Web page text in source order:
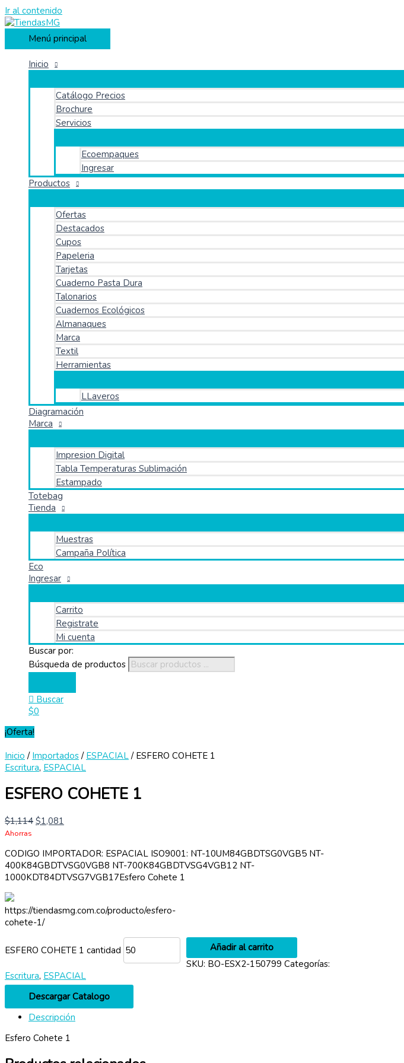
Ir al contenido
Menú principal
Inicio
Catálogo Precios
Brochure
Servicios
Ecoempaques
Ingresar
Productos
Ofertas
Destacados
Cupos
Papeleria
Tarjetas
Cuaderno Pasta Dura
Talonarios
Cuadernos Ecológicos
Almanaques
Marca
Textil
Herramientas
LLaveros
Diagramación
Marca
Impresion Digital
Tabla Temperaturas Sublimación
Estampado
Totebag
Tienda
Muestras
Campaña Política
Eco
Ingresar
Carrito
Registrate
Mi cuenta
Buscar por:
Búsqueda de productos
Buscar
$0
¡Oferta!
Inicio / Importados/ ESPACIAL/ ESFERO COHETE 1
Escritura, ESPACIAL
ESFERO COHETE 1
$1,114 $1,081
Ahorras
CODIGO IMPORTADOR: ESPACIAL ISO9001: NT-10UM84GBDTSG0VGB5 NT-
400K84GBDTVSG0VGB8 NT-700K84GBDTVSG4VGB12 NT-
1000KDT84DTVSG7VGB17Esfero Cohete 1
https://tiendasmg.com.co/producto/esfero-
cohete-1/
ESFERO COHETE 1 cantidad
Añadir al carrito
SKU: BO-ESX2-150799 Categorías:
Escritura, ESPACIAL
Descargar Catalogo
Descripción
Esfero Cohete 1